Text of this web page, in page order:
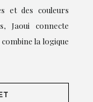
et des couleurs
Jaoui connecte
la logique